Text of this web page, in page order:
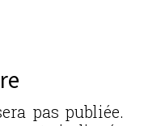
pas publiée.